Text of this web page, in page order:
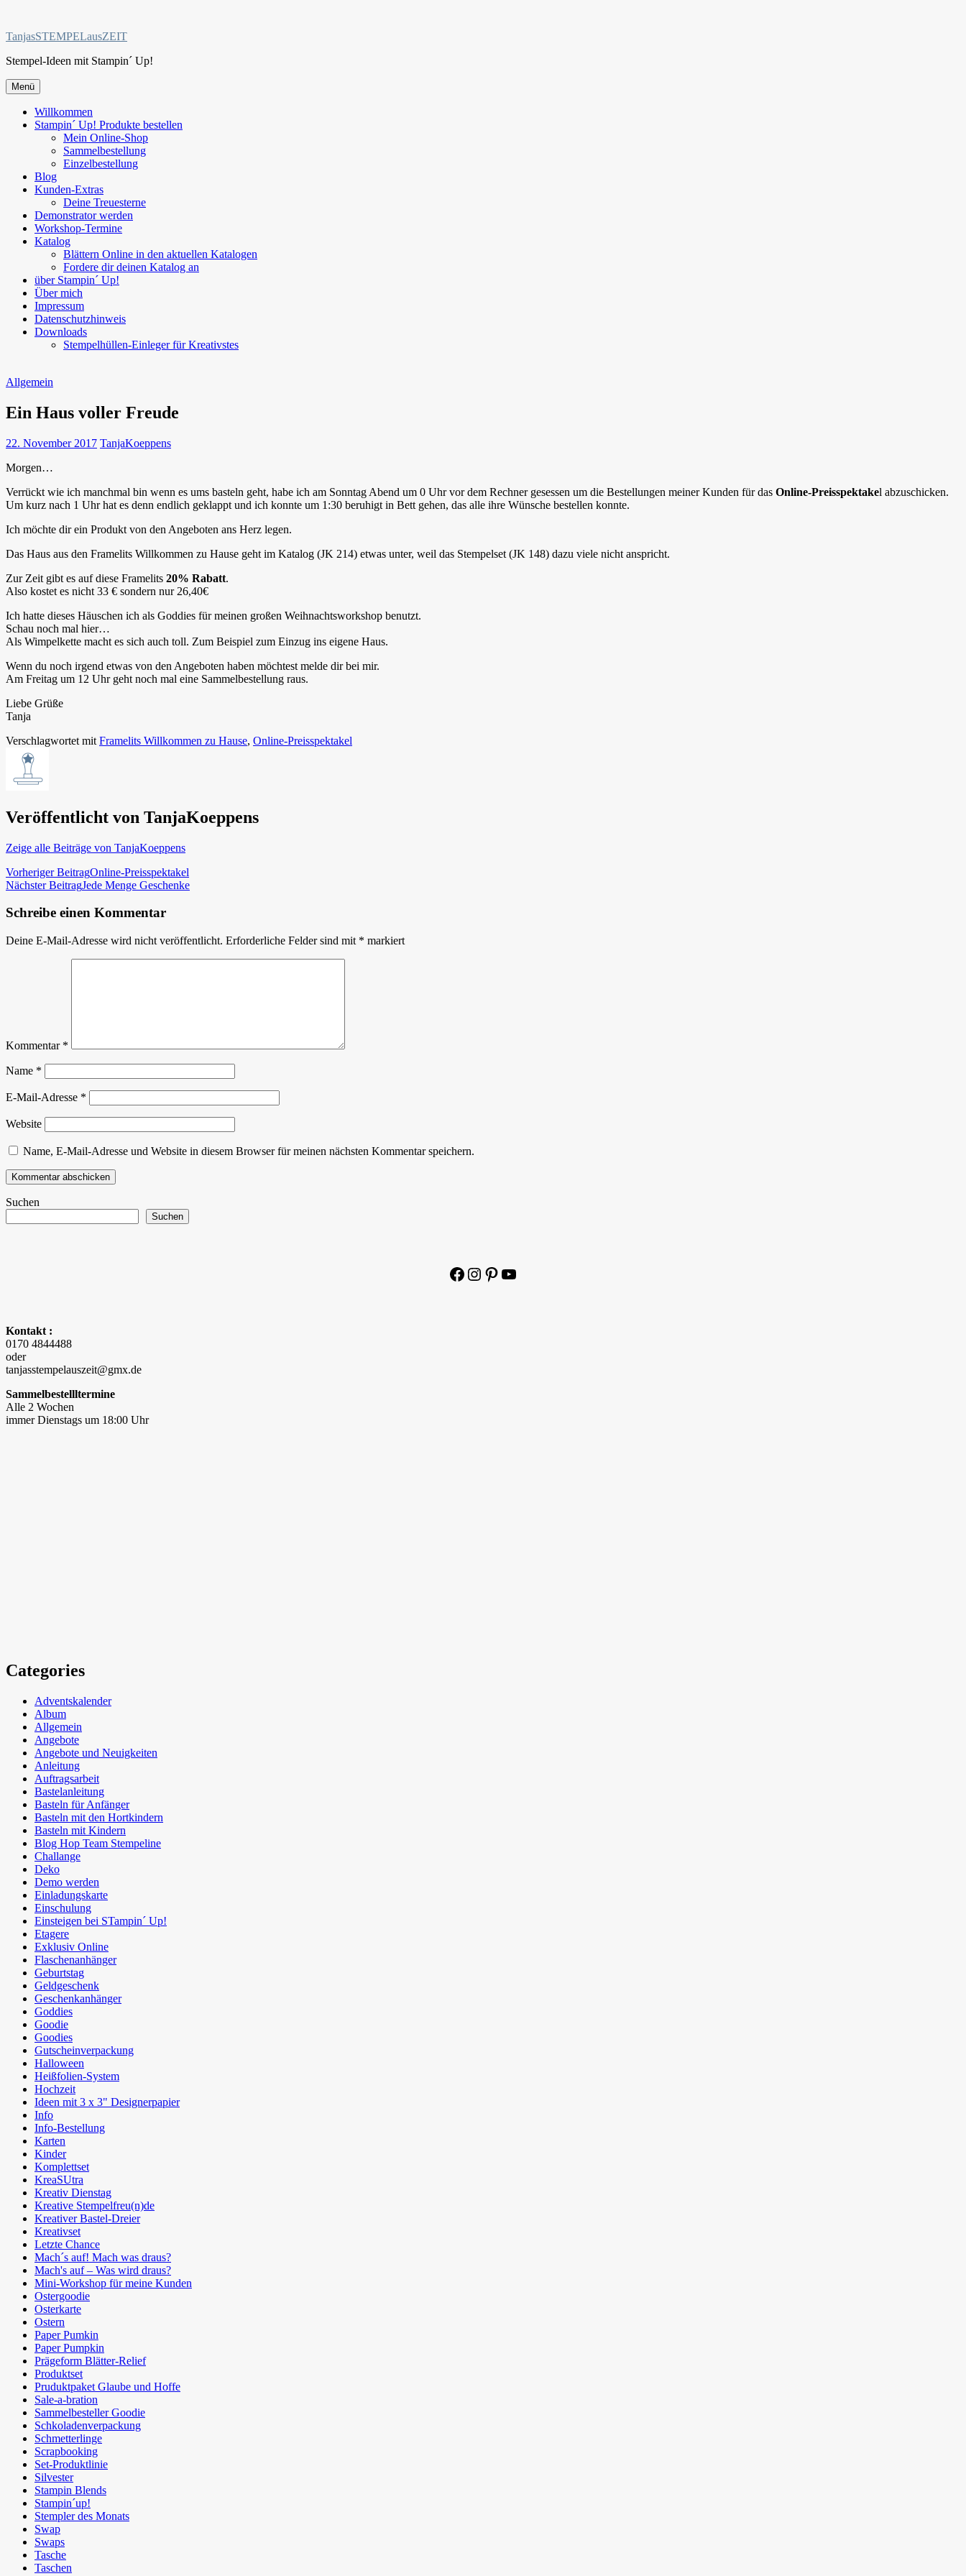
springen
TanjasSTEMPELausZEIT
Stempel-Ideen mit Stampin´ Up!
Menü
Willkommen
Stampin´ Up! Produkte bestellen
Mein Online-Shop
Sammelbestellung
Einzelbestellung
Blog
Kunden-Extras
Deine Treuesterne
Demonstrator werden
Workshop-Termine
Katalog
Blättern Online in den aktuellen Katalogen
Fordere dir deinen Katalog an
über Stampin´ Up!
Über mich
Impressum
Datenschutzhinweis
Downloads
Stempelhüllen-Einleger für Kreativstes
Allgemein
Ein Haus voller Freude
22. November 2017 TanjaKoeppens
Morgen…
Verrückt wie ich manchmal bin wenn es ums basteln geht, habe ich am Sonntag Abend um 0 Uhr vor dem Rechner gesessen um die Bestellungen meiner Kunden für das Online-Preisspektakel abzuschicken.
Um kurz nach 1 Uhr hat es denn endlich geklappt und ich konnte um 1:30 beruhigt in Bett gehen, das alle ihre Wünsche bestellen konnte.
Ich möchte dir ein Produkt von den Angeboten ans Herz legen.
Das Haus aus den Framelits Willkommen zu Hause geht im Katalog (JK 214) etwas unter, weil das Stempelset (JK 148) dazu viele nicht anspricht.
Zur Zeit gibt es auf diese Framelits 20% Rabatt.
Also kostet es nicht 33 € sondern nur 26,40€
Ich hatte dieses Häuschen ich als Goddies für meinen großen Weihnachtsworkshop benutzt.
Schau noch mal hier…
Als Wimpelkette macht es sich auch toll. Zum Beispiel zum Einzug ins eigene Haus.
Wenn du noch irgend etwas von den Angeboten haben möchtest melde dir bei mir.
Am Freitag um 12 Uhr geht noch mal eine Sammelbestellung raus.
Liebe Grüße
Tanja
Verschlagwortet mit Framelits Willkommen zu Hause, Online-Preisspektakel
Veröffentlicht von TanjaKoeppens
Zeige alle Beiträge von TanjaKoeppens
Beitragsnavigation
Vorheriger BeitragOnline-Preisspektakel
Nächster BeitragJede Menge Geschenke
Schreibe einen Kommentar
Deine E-Mail-Adresse wird nicht veröffentlicht. Erforderliche Felder sind mit * markiert
Kommentar *
Name *
E-Mail-Adresse *
Website
Name, E-Mail-Adresse und Website in diesem Browser für meinen nächsten Kommentar speichern.
Suchen
Suchen
Facebook
Instagram
Pinterest
YouTube
Kontakt :
0170 4844488
oder
tanjasstempelauszeit@gmx.de
Sammelbestellltermine
Alle 2 Wochen
immer Dienstags um 18:00 Uhr
Categories
Adventskalender
Album
Allgemein
Angebote
Angebote und Neuigkeiten
Anleitung
Auftragsarbeit
Bastelanleitung
Basteln für Anfänger
Basteln mit den Hortkindern
Basteln mit Kindern
Blog Hop Team Stempeline
Challange
Deko
Demo werden
Einladungskarte
Einschulung
Einsteigen bei STampin´ Up!
Etagere
Exklusiv Online
Flaschenanhänger
Geburtstag
Geldgeschenk
Geschenkanhänger
Goddies
Goodie
Goodies
Gutscheinverpackung
Halloween
Heißfolien-System
Hochzeit
Ideen mit 3 x 3" Designerpapier
Info
Info-Bestellung
Karten
Kinder
Komplettset
KreaSUtra
Kreativ Dienstag
Kreative Stempelfreu(n)de
Kreativer Bastel-Dreier
Kreativset
Letzte Chance
Mach´s auf! Mach was draus?
Mach's auf – Was wird draus?
Mini-Workshop für meine Kunden
Ostergoodie
Osterkarte
Ostern
Paper Pumkin
Paper Pumpkin
Prägeform Blätter-Relief
Produktset
Pruduktpaket Glaube und Hoffe
Sale-a-bration
Sammelbesteller Goodie
Schkoladenverpackung
Schmetterlinge
Scrapbooking
Set-Produktlinie
Silvester
Stampin Blends
Stampin´up!
Stempler des Monats
Swap
Swaps
Tasche
Taschen